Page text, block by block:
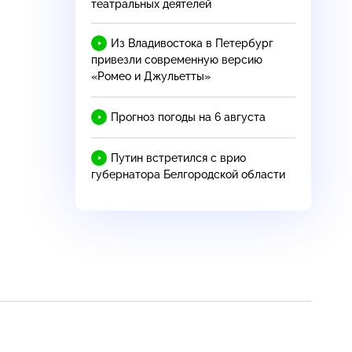
театральных деятелей
Из Владивостока в Петербург
привезли современную версию
«Ромео и Джульетты»
Прогноз погоды на 6 августа
Путин встретился с врио
губернатора Белгородской области